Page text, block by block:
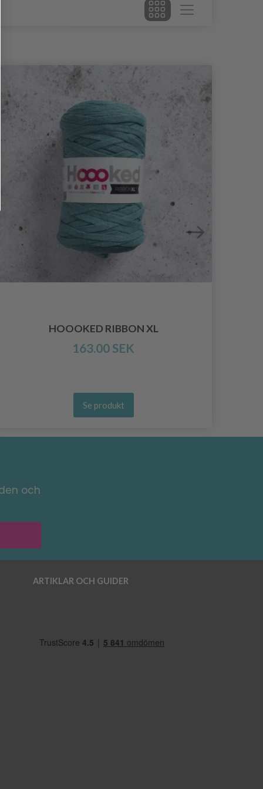
HOOOKED RIBBON XL
163.00 SEK
Se produkt
och
ARTIKLAR OCH GUIDER